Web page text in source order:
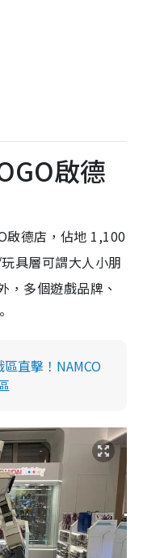
啟德
啟德店，佔地 1,100
具層可謂大人小朋
，多個遊戲品牌、
直擊！NAMCO